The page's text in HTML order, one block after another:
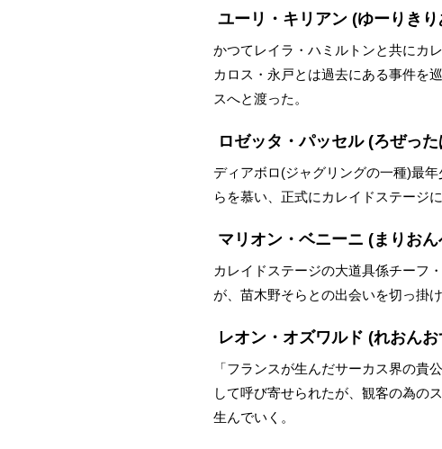
ユーリ・キリアン (ゆーりきり
かつてレイラ・ハミルトンと共にカ
カロス・永戸とは過去にある事件を
スへと渡った。
ロゼッタ・パッセル(ろぜった
ディアボロ(ジャグリングの一種)最
らを慕い、正式にカレイドステージ
マリオン・ベニーニ (まりお
カレイドステージの大道具係チーフ
が、苗木野そらとの出会いを切っ掛
レオン・オズワルド (れおん
「フランスが生んだサーカス界の貴
して呼び寄せられたが、観客の為の
生んでいく。